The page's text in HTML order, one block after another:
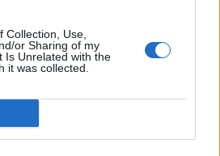
Collection, Use,
or Sharing of my
Is Unrelated with the
it was collected.